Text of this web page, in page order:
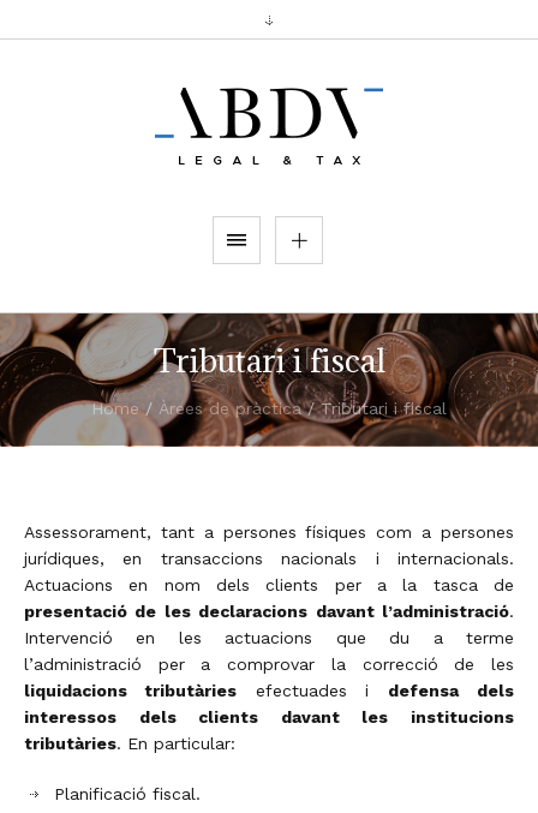
Tributari i fiscal
Home / Àrees de pràctica /Tributari i fiscal
Assessorament, tant a persones físiques com a persones
jurídiques, en transaccions nacionals i internacionals.
Actuacions en nom dels clients per a la tasca de
presentació de les declaracions davant l’administració.
Intervenció en les actuacions que du a terme
l’administració per a comprovar la correcció de les
liquidacions tributàries efectuades i defensa dels
interessos dels clients davant les institucions
tributàries. En particular:
Planificació fiscal.